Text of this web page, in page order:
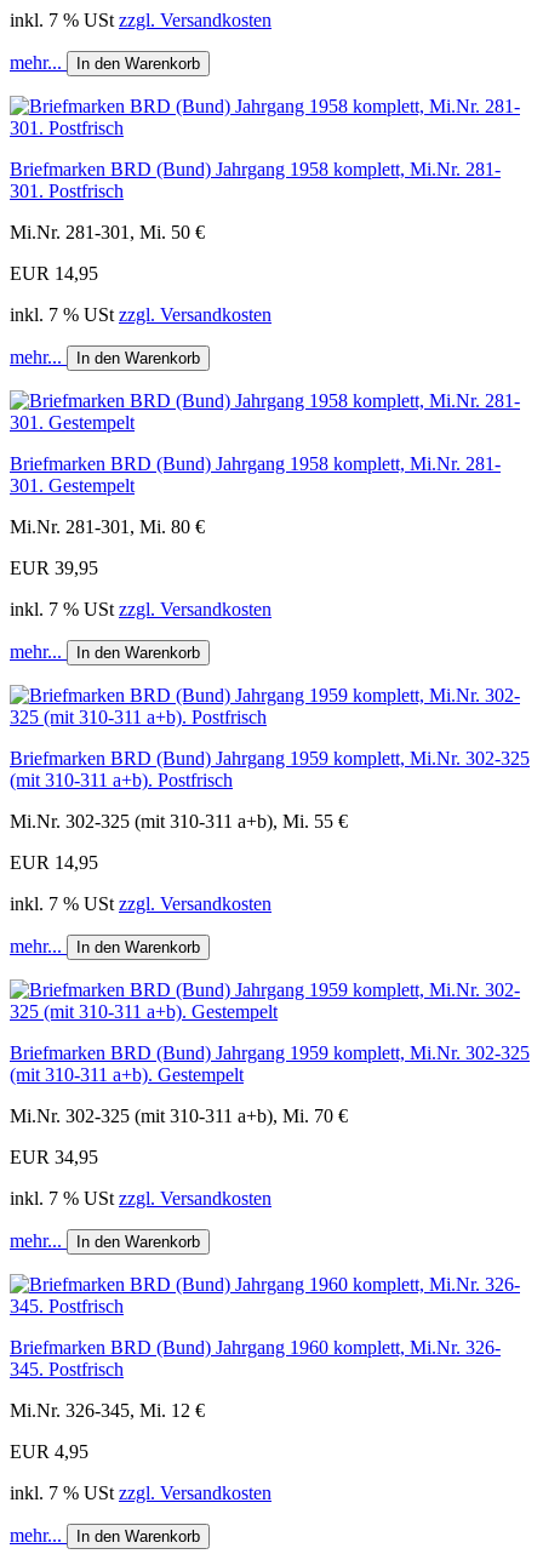
inkl. 7 % USt zzgl. Versandkosten
mehr... In den Warenkorb
Briefmarken BRD (Bund) Jahrgang 1958 komplett, Mi.Nr. 281-
301. Postfrisch
Mi.Nr. 281-301, Mi. 50 €
EUR 14,95
inkl. 7 % USt zzgl. Versandkosten
mehr... In den Warenkorb
Briefmarken BRD (Bund) Jahrgang 1958 komplett, Mi.Nr. 281-
301. Gestempelt
Mi.Nr. 281-301, Mi. 80 €
EUR 39,95
inkl. 7 % USt zzgl. Versandkosten
mehr... In den Warenkorb
Briefmarken BRD (Bund) Jahrgang 1959 komplett, Mi.Nr. 302-325
(mit 310-311 a+b). Postfrisch
Mi.Nr. 302-325 (mit 310-311 a+b), Mi. 55 €
EUR 14,95
inkl. 7 % USt zzgl. Versandkosten
mehr... In den Warenkorb
Briefmarken BRD (Bund) Jahrgang 1959 komplett, Mi.Nr. 302-325
(mit 310-311 a+b). Gestempelt
Mi.Nr. 302-325 (mit 310-311 a+b), Mi. 70 €
EUR 34,95
inkl. 7 % USt zzgl. Versandkosten
mehr... In den Warenkorb
Briefmarken BRD (Bund) Jahrgang 1960 komplett, Mi.Nr. 326-
345. Postfrisch
Mi.Nr. 326-345, Mi. 12 €
EUR 4,95
inkl. 7 % USt zzgl. Versandkosten
mehr... In den Warenkorb